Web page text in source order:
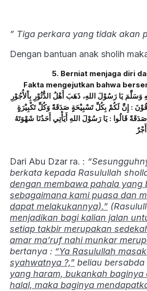
” Tiga perkara yang tidak akan
Dengan bantuan anak sholih
5. Berniat menjaga diri
Fakta mengejutkan bahwa
يَا رَسُوْلَ اللهِ، ذَهَبَ أَهْلُ الدُّثُوْرِ بِاْلأُجُوْرِ
: إِنَّ لَكُمْ بِكُلِّ تَسْبِيْحَةٍ صَدَقَةً وَكُلِّ تَكْبِيْرَةٍ
قَالُوا : يَا رَسُوْلَ اللهِ أَيَأْتِي أَحَدُنَا شَهْوَتَهُ
Dari Abu Dzar ra. :
berkata kepada Rasulullah
dengan membawa pahala
sebagaimana kami puasa dan
dapat melakukannya).”
menjadikan bagi kalian jalan
setiap takbir merupakan
amar ma’ruf nahi munkar
bertanya : “Ya Rasulullah
syahwatnya ?,” beliau bersabda
yang haram, bukankah
halal, maka baginya